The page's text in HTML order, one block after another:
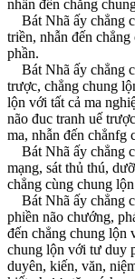
nhẫn đến chẳng
Bát Nhã ấy chẳng
triền, nhẫn đến
phần.
Bát Nhã ấy chẳng
trược, chẳng chung
lộn với tất cả ma
não đuc tranh uế
ma, nhẫn đến chẳnfg
Bát Nhã ấy chẳng
mạng, sát thủ thú,
chẳng cùng chung
Bát Nhã ấy chẳng
phiền não chướng,
đến chẳng chung lộn
chung lộn với tư duy
duyên, kiến, văn,